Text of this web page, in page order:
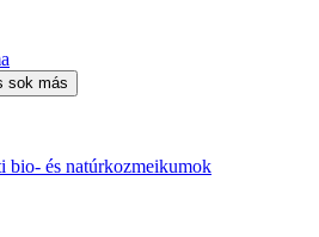
bio- és natúrkozmeikumok